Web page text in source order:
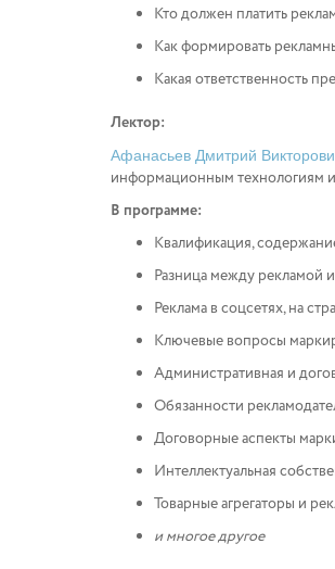
Кто должен платить
Как формировать
Какая ответственность
Лектор:
Афанасьев Дмитрий
информационным технологиям и
В программе:
Квалификация,
Разница между рекламой
Реклама в соцсетях, на
Ключевые вопросы
Административная и
Обязанности
Договорные аспекты
Интеллектуальная
Товарные агрегаторы и
и многое другое